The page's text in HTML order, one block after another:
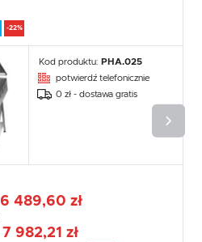
-22%
Kod produktu: PHA.025
potwierdź telefonicznie
0 zł - dostawa gratis
6 489,60 zł
7 982,21 zł